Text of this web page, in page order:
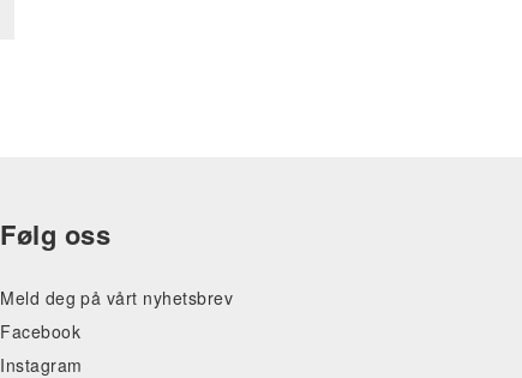
Følg oss
Meld deg på vårt nyhetsbrev
Facebook
Instagram